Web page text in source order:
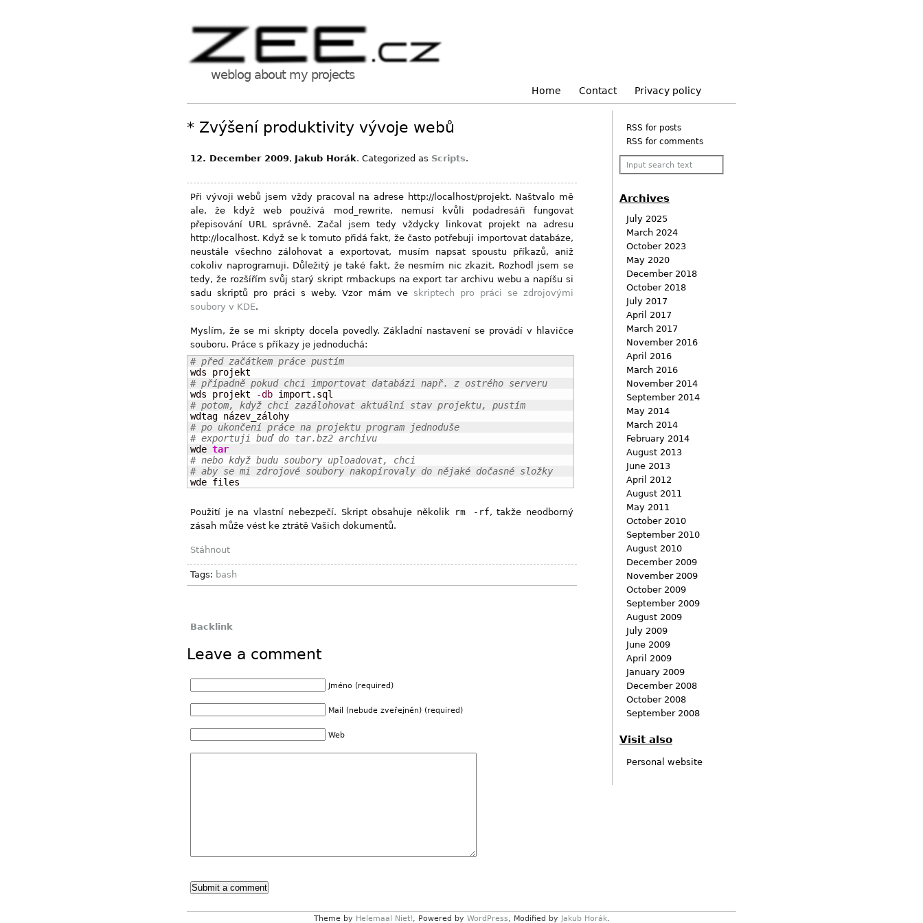
weblog about my projects
Privacy policy
Contact
Home
* Zvýšení produktivity vývoje webů
12. December 2009, Jakub Horák. Categorized as Scripts.
Při vývoji webů jsem vždy pracoval na adrese http://localhost/projekt. Naštvalo mě
ale, že když web používá mod_rewrite, nemusí kvůli podadresáři fungovat
přepisování URL správně. Začal jsem tedy vždycky linkovat projekt na adresu
http://localhost. Když se k tomuto přidá fakt, že často potřebuji importovat databáze,
neustále všechno zálohovat a exportovat, musím napsat spoustu příkazů, aniž
cokoliv naprogramuji. Důležitý je také fakt, že nesmím nic zkazit. Rozhodl jsem se
tedy, že rozšířím svůj starý skript rmbackups na export tar archivu webu a napíšu si
sadu skriptů pro práci s weby. Vzor mám ve skriptech pro práci se zdrojovými
soubory v KDE.
Myslím, že se mi skripty docela povedly. Základní nastavení se provádí v hlavičce
souboru. Práce s příkazy je jednoduchá:
# před začátkem práce pustím
# případně pokud chci importovat databázi např. z ostrého serveru
wds projekt
-db
# potom, když chci zazálohovat aktuální stav projektu, pustím
# po ukončení práce na projektu program jednoduše
# exportuji buď do tar.bz2 archivu
wde tar
# nebo když budu soubory uploadovat, chci
# aby se mi zdrojové soubory nakopírovaly do nějaké dočasné složky
wde files
Použití je na vlastní nebezpečí. Skript obsahuje několik rm -rf, takže neodborný
zásah může vést ke ztrátě Vašich dokumentů.
Stáhnout
Tags: bash
Backlink
Leave a comment
Jméno (required)
Mail (nebude zveřejněn) (required)
Web
RSS for posts
RSS for comments
Archives
July 2025
March 2024
October 2023
May 2020
December 2018
October 2018
July 2017
April 2017
March 2017
November 2016
April 2016
March 2016
November 2014
September 2014
May 2014
March 2014
February 2014
August 2013
June 2013
April 2012
August 2011
May 2011
October 2010
September 2010
August 2010
December 2009
November 2009
October 2009
September 2009
August 2009
July 2009
June 2009
April 2009
January 2009
December 2008
October 2008
September 2008
Visit also
Personal website
Theme by Helemaal Niet! , Powered by WordPress , Modified by Jakub Horák.